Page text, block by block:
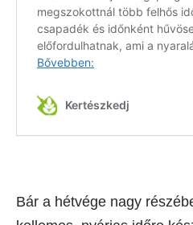
Bár a hétvége nagy